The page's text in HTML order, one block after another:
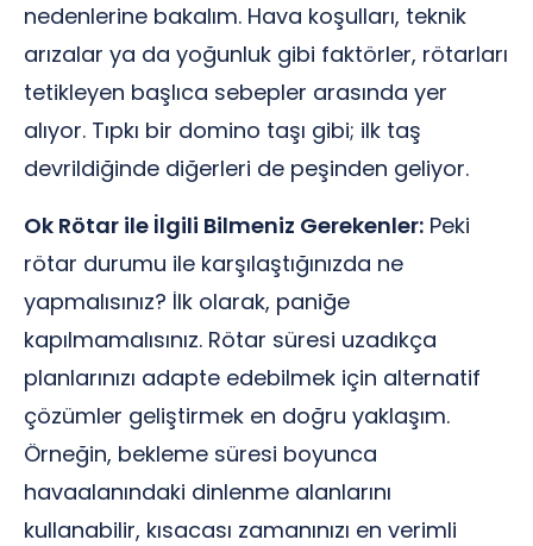
nedenlerine bakalım. Hava koşulları, teknik
arızalar ya da yoğunluk gibi faktörler, rötarları
tetikleyen başlıca sebepler arasında yer
alıyor. Tıpkı bir domino taşı gibi; ilk taş
devrildiğinde diğerleri de peşinden geliyor.
Ok Rötar ile İlgili Bilmeniz Gerekenler: Peki
rötar durumu ile karşılaştığınızda ne
yapmalısınız? İlk olarak, paniğe
kapılmamalısınız. Rötar süresi uzadıkça
planlarınızı adapte edebilmek için alternatif
çözümler geliştirmek en doğru yaklaşım.
Örneğin, bekleme süresi boyunca
havaalanındaki dinlenme alanlarını
kullanabilir, kısacası zamanınızı en verimli